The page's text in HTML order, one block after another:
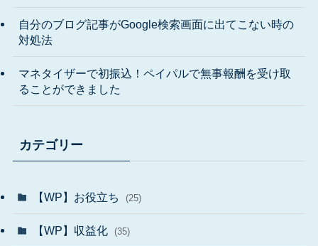
自分のブログ記事がGoogle検索画面に出てこない時の
対処法
マネタイザーで初振込！ペイパルで無事報酬を受け取
ることができました
カテゴリー
【WP】お役立ち (25)
【WP】収益化 (35)